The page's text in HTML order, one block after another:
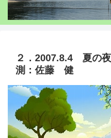
２．2007.8.4 夏の
測：佐藤 健